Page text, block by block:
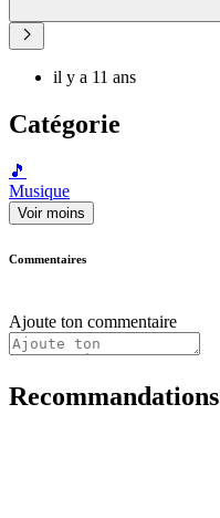
il y a 11 ans
Catégorie
🎵
Musique
Voir moins
Commentaires
Ajoute ton commentaire
Recommandations